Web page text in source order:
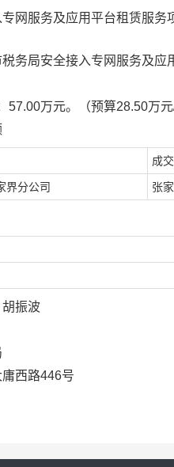
网服务及应用平台租赁服务
务局安全接入专网服务及应
57.00万元。 （预算28.50万
成
界分公司 张
胡振波
西路446号